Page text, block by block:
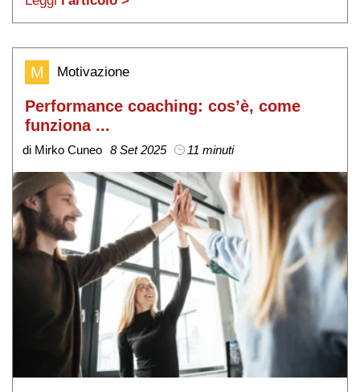
M Motivazione
Performance coaching: cos’è, come
funziona ...
di Mirko Cuneo 8 Set 2025 11 minuti